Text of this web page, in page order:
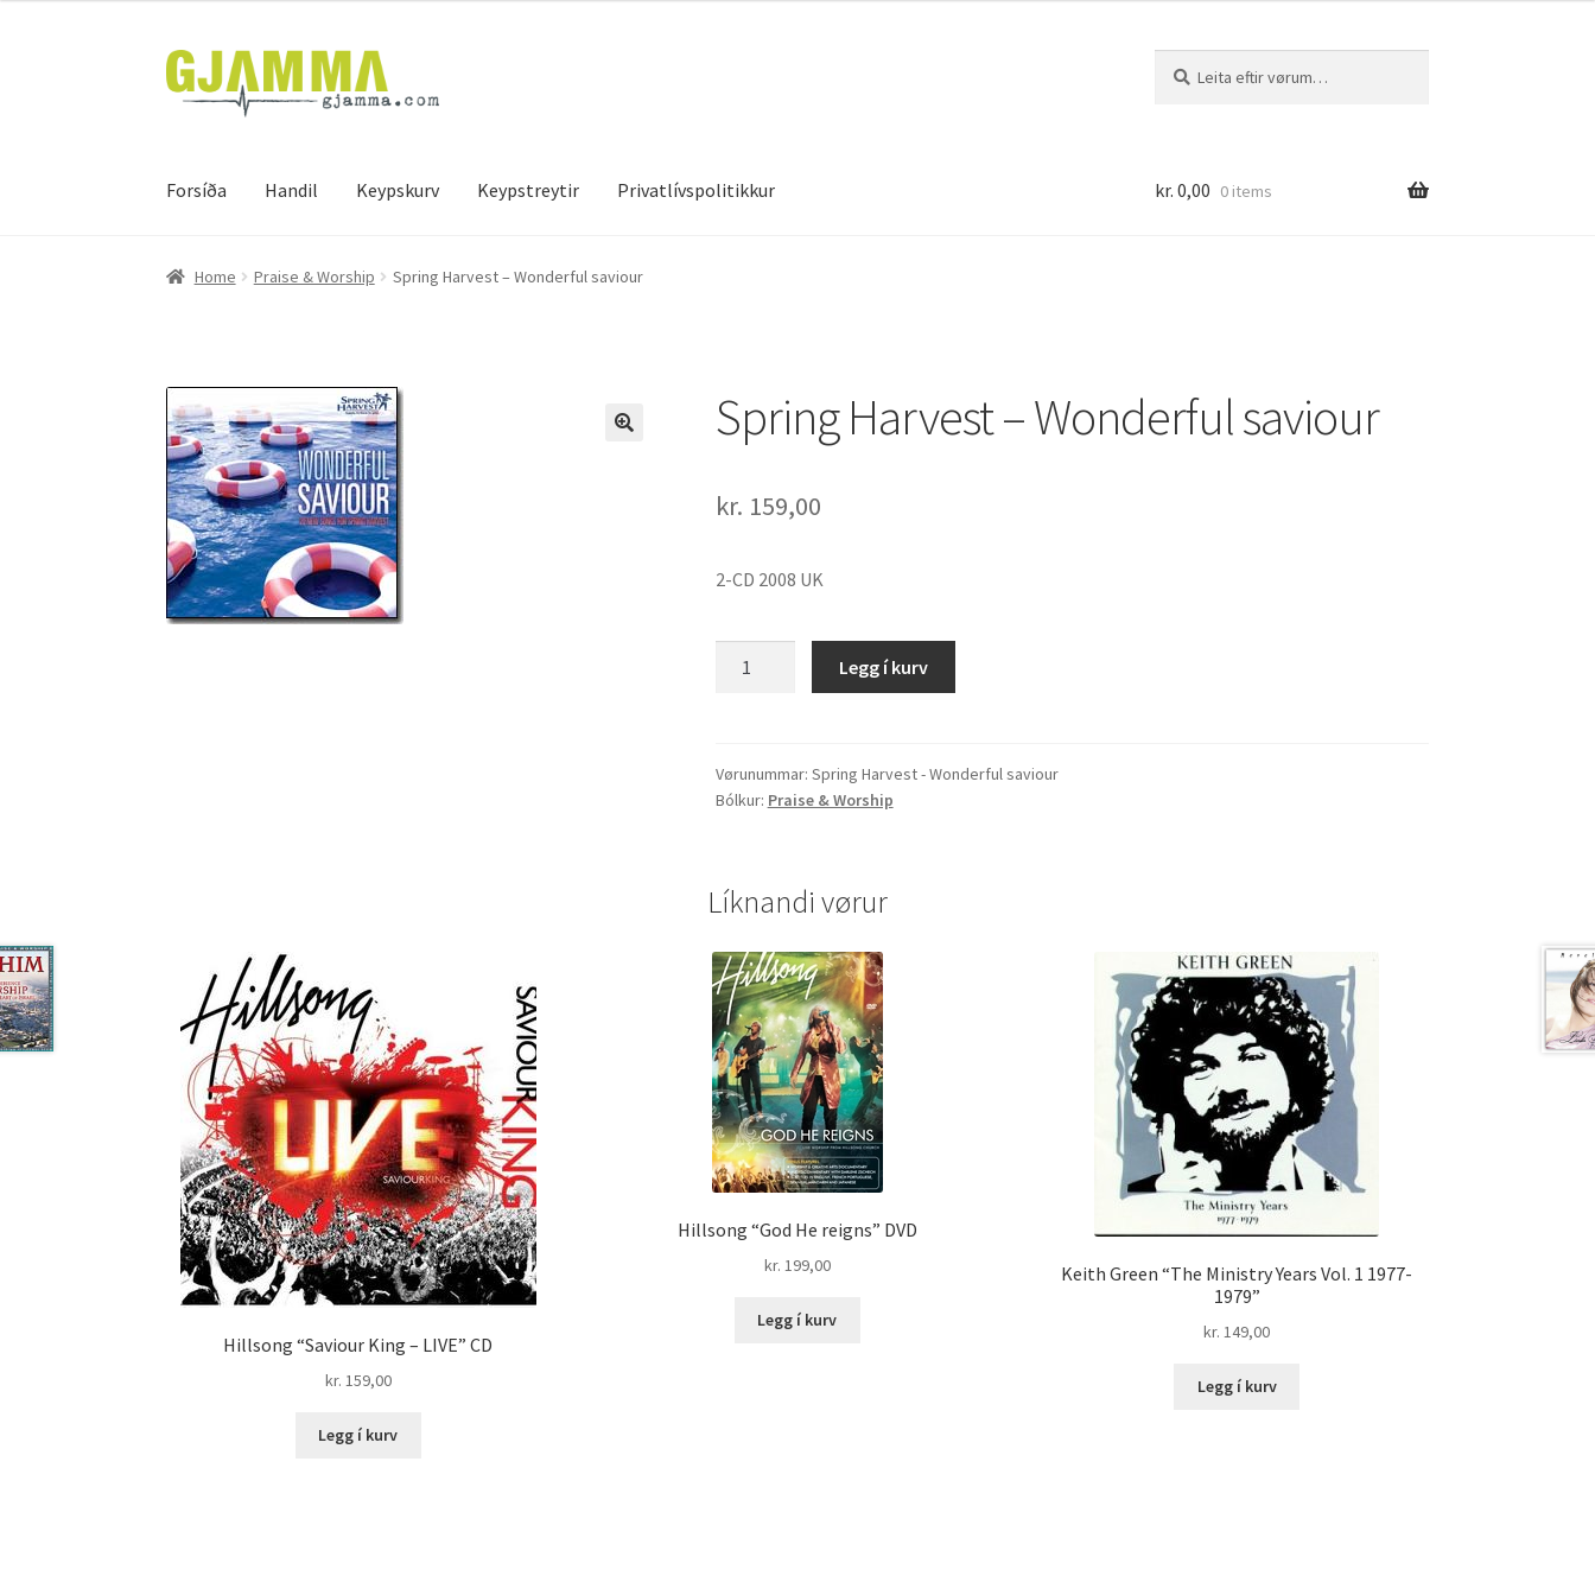
Skip
to
navigation
Skip
to
eftir:
Forsíða Handil Keypskurv Keypstreytir Privatlívspolitikkur
Heim Handil Keypskurv Kassi Mín brúkari Keypstreytir Privatlívspolitikkur
kr. 0,00 0 items
Home Praise & Worship Spring Harvest – Wonderful saviour
Spring Harvest – Wonderful saviour
kr. 159,00
2-CD 2008 UK
saviour
quantity
Legg í kurv
Vørunummar: Spring Harvest - Wonderful saviour
Bólkur: Praise & Worship
Líknandi vørur
Hillsong “Saviour King – LIVE” CD
kr. 159,00
Legg í kurv
Hillsong “God He reigns” DVD
kr. 199,00
Legg í kurv
Keith Green “The Ministry Years Vol. 1 1977-
1979”
kr. 149,00
Legg í kurv